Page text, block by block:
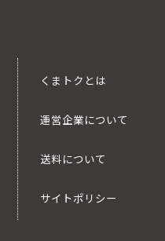
くまトクとは
運営企業について
送料について
サイトポリシー